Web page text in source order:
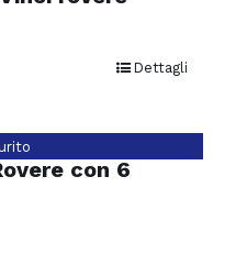
Dettagli
con 6